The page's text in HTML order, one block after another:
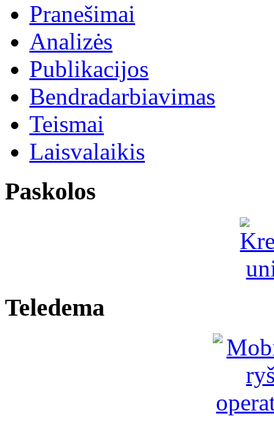
Pranešimai
Analizės
Publikacijos
Bendradarbiavimas
Teismai
Laisvalaikis
Paskolos
Teledema